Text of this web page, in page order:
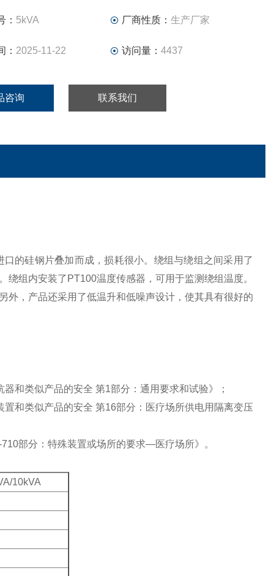
： 5kVA 厂商性质： 生产厂家
： 2025-11-22 访问量： 4437
咨询 联系我们
硅钢片叠加而成，损耗很小。绕组与绕组之间采用了
组内安装了PT100温度传感器，可用于监测绕组温度。
外，产品还采用了低温升和低噪声设计，使其具有很好的
和类似产品的安全 第1部分：通用要求和试验》；
和类似产品的安全 第16部分：医疗场所供电用隔离变压
部分：特殊装置或场所的要求—医疗场所》。
10kVA